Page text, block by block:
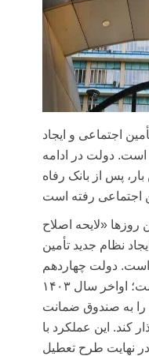
اجتماعی و ایجاد
دولت در ادامه
پس از بانک رفاه
روزها «لایحه اصلاح
نظام جدید تأمین
است. دولت چهاردهم
حراج به اموال کارگران زده است؛ اواخر سال ۱۴۰۳
را به صندوق ضمانت
کند. این عملکرد با
در نهایت طرح تعطیل